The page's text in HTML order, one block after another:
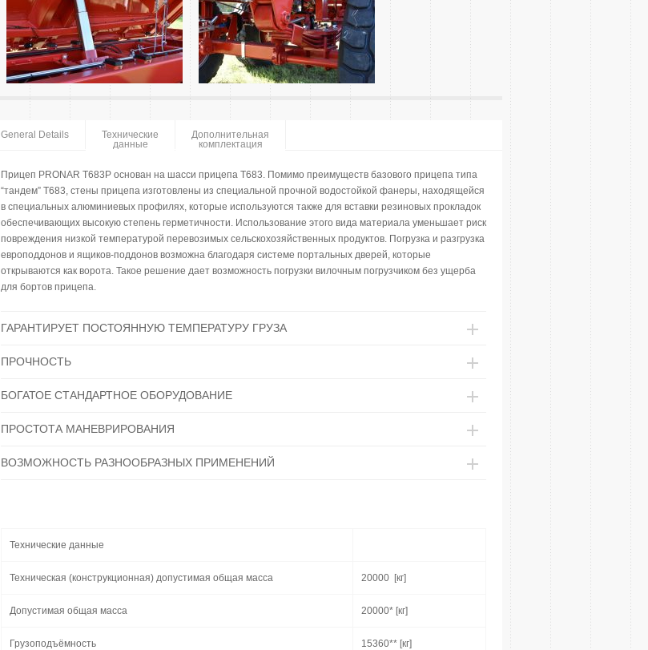
General Details
Технические
данные
Дополнительная
комплектация
Прицеп PRONAR T683P основан на шасси прицепа T683. Помимо преимуществ базового прицепа типа
“тандем” T683, стены прицепа изготовлены из специальной прочной водостойкой фанеры, находящейся
в специальных алюминиевых профилях, которые используются также для вставки резиновых прокладок
обеспечивающих высокую степень герметичности. Использование этого вида материала уменьшает риск
повреждения низкой температурой перевозимых сельскохозяйственных продуктов. Погрузка и разгрузка
европоддонов и ящиков-поддонов возможна благодаря системе портальных дверей, которые
открываются как ворота. Такое решение дает возможность погрузки вилочным погрузчиком без ущерба
для бортов прицепа.
ГАРАНТИРУЕТ ПОСТОЯННУЮ ТЕМПЕРАТУРУ ГРУЗА
ПРОЧНОСТЬ
БОГАТОЕ СТАНДАРТНОЕ ОБОРУДОВАНИЕ
ПРОСТОТА МАНЕВРИРОВАНИЯ
ВОЗМОЖНОСТЬ РАЗНООБРАЗНЫХ ПРИМЕНЕНИЙ
Технические данные
Техническая (конструкционная) допустимая общая масса 20000 [кг]
Допустимая общая масса 20000* [кг]
Грузоподъёмность 15360** [кг]